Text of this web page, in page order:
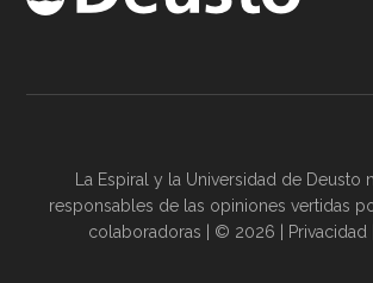
La Espiral y la Universidad de Deusto
responsables de las opiniones vertidas
colaboradoras | © 2026 | Privacidad